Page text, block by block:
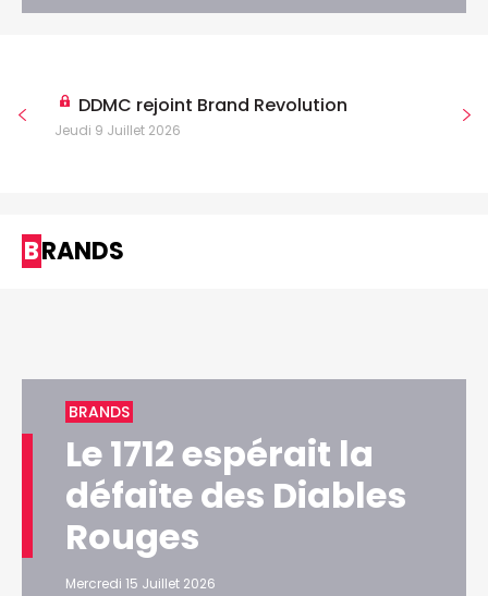
DDMC rejoint Brand Revolution
Jeudi 9 Juillet 2026
BRANDS
BRANDS
Le 1712 espérait la
défaite des Diables
Rouges
Mercredi 15 Juillet 2026